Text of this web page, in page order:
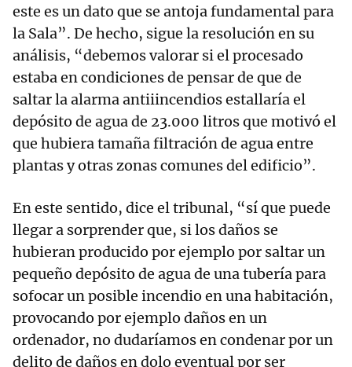
este es un dato que se antoja fundamental para
la Sala”. De hecho, sigue la resolución en su
análisis, “debemos valorar si el procesado
estaba en condiciones de pensar de que de
saltar la alarma antiiincendios estallaría el
depósito de agua de 23.000 litros que motivó el
que hubiera tamaña filtración de agua entre
plantas y otras zonas comunes del edificio”.
En este sentido, dice el tribunal, “sí que puede
llegar a sorprender que, si los daños se
hubieran producido por ejemplo por saltar un
pequeño depósito de agua de una tubería para
sofocar un posible incendio en una habitación,
provocando por ejemplo daños en un
ordenador, no dudaríamos en condenar por un
delito de daños en dolo eventual por ser